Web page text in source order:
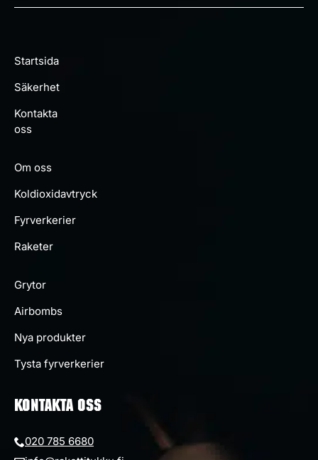
Startsida
Säkerhet
Kontakta
oss
Om oss
Koldioxidavtryck
Fyrverkerier
Raketer
Grytor
Airbombs
Nya produkter
Tysta fyrverkerier
KONTAKTA OSS
020 785 6680